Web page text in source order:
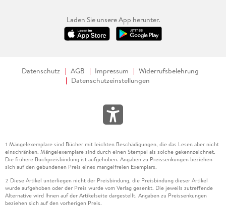
Laden Sie unsere App herunter.
Datenschutz AGB Impressum
Widerrufsbelehrung
Datenschutzeinstellungen
1 Mängelexemplare sind Bücher mit leichten Beschädigungen, die das Lesen aber nicht
einschränken. Mängelexemplare sind durch einen Stempel als solche gekennzeichnet.
Die frühere Buchpreisbindung ist aufgehoben. Angaben zu Preissenkungen beziehen
sich auf den gebundenen Preis eines mangelfreien Exemplars.
2 Diese Artikel unterliegen nicht der Preisbindung, die Preisbindung dieser Artikel
wurde aufgehoben oder der Preis wurde vom Verlag gesenkt. Die jeweils zutreffende
Alternative wird Ihnen auf der Artikelseite dargestellt. Angaben zu Preissenkungen
beziehen sich auf den vorherigen Preis.